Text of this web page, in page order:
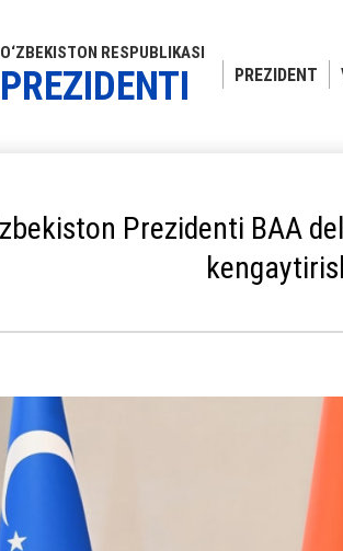
O‘ZBEKISTON RESPUBLIKASI
PREZIDENTI PREZIDENT
Prezidenti BАА